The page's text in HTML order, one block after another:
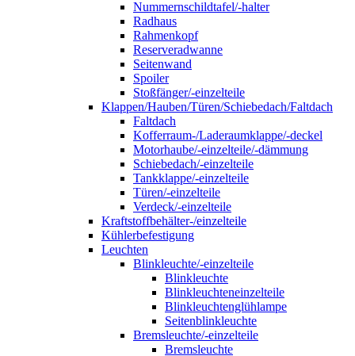
Nummernschildtafel/-halter
Radhaus
Rahmenkopf
Reserveradwanne
Seitenwand
Spoiler
Stoßfänger/-einzelteile
Klappen/Hauben/Türen/Schiebedach/Faltdach
Faltdach
Kofferraum-/Laderaumklappe/-deckel
Motorhaube/-einzelteile/-dämmung
Schiebedach/-einzelteile
Tankklappe/-einzelteile
Türen/-einzelteile
Verdeck/-einzelteile
Kraftstoffbehälter-/einzelteile
Kühlerbefestigung
Leuchten
Blinkleuchte/-einzelteile
Blinkleuchte
Blinkleuchteneinzelteile
Blinkleuchtenglühlampe
Seitenblinkleuchte
Bremsleuchte/-einzelteile
Bremsleuchte